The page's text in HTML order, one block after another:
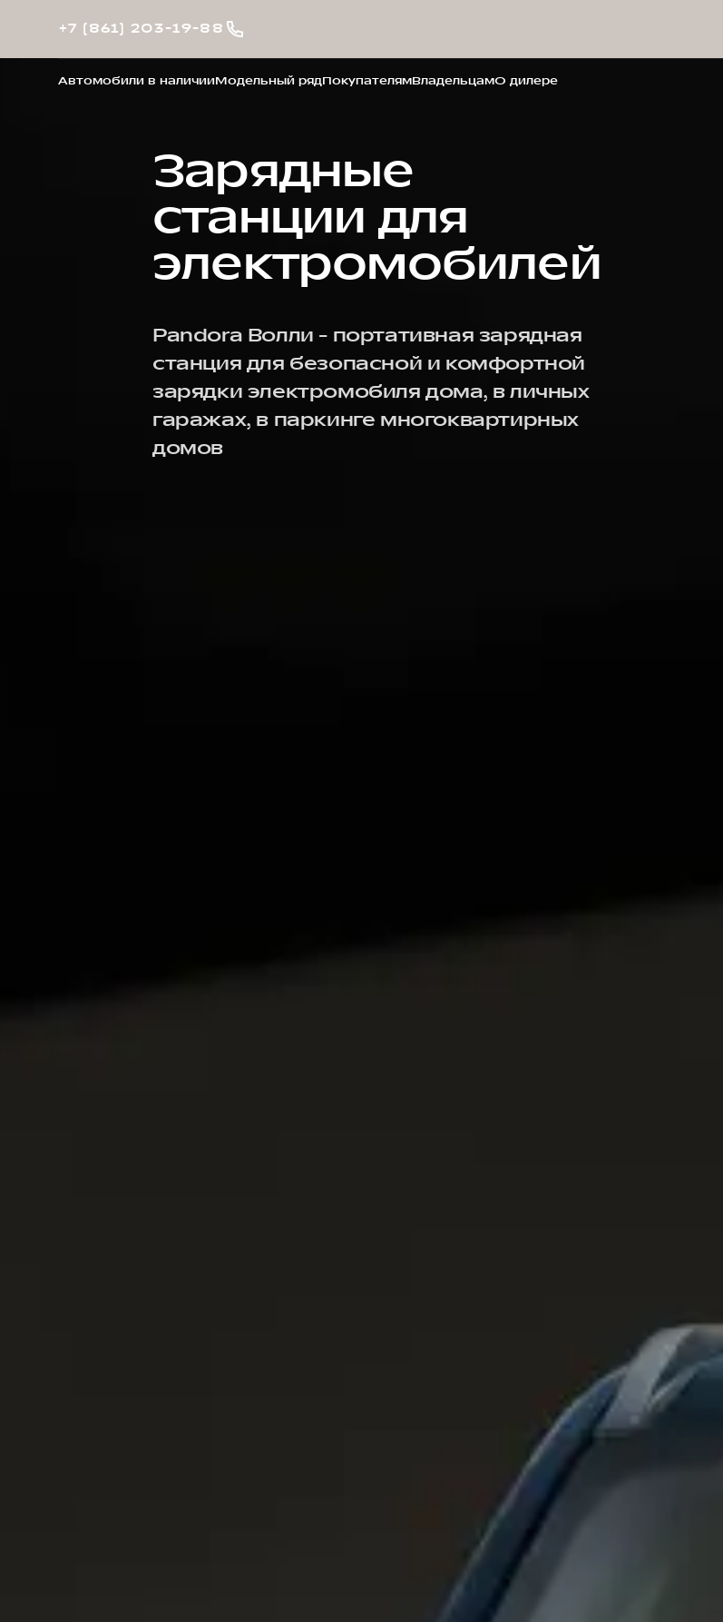
+7 (861) 203-19-88
Автомобили в наличииМодельный рядПокупателямВладельцамО дилере
Зарядные
станции для
электромобилей
Pandora Волли - портативная зарядная
станция для безопасной и комфортной
зарядки электромобиля дома, в личных
гаражах, в паркинге многоквартирных
домов